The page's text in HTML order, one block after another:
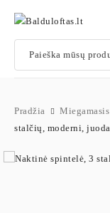
Pradžia Miegamasis
stalčių, moderni, juoda